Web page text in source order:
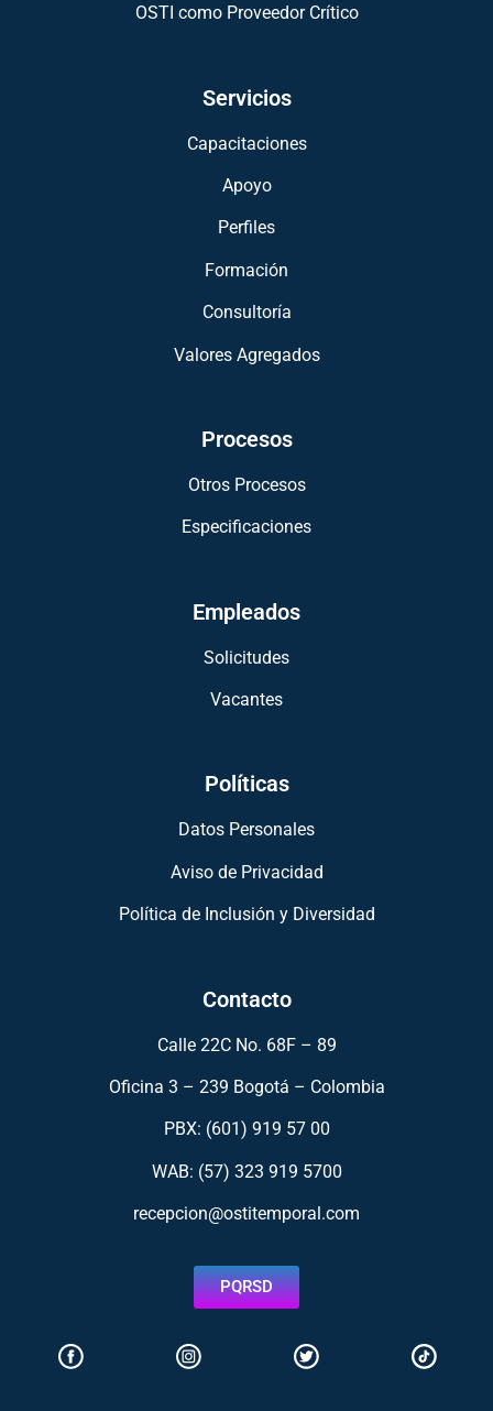
OSTI como Proveedor Crítico
Servicios
Capacitaciones
Apoyo
Perfiles
Formación
Consultoría
Valores Agregados
Procesos
Otros Procesos
Especificaciones
Empleados
Solicitudes
Vacantes
Políticas
Datos Personales
Aviso de Privacidad
Política de Inclusión y Diversidad
Contacto
Calle 22C No. 68F – 89
Oficina 3 – 239 Bogotá – Colombia
PBX: (601) 919 57 00
WAB: (57) 323 919 5700
recepcion@ostitemporal.com
PQRSD